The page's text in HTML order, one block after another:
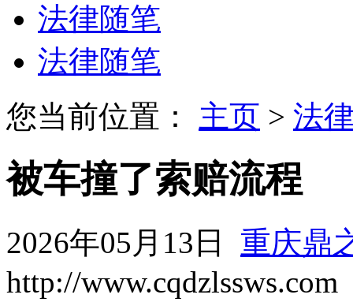
法律随笔
法律随笔
您当前位置： 主页 > 法
被车撞了索赔流程
2026年05月13日 重庆鼎
http://www.cqdzlssws.com